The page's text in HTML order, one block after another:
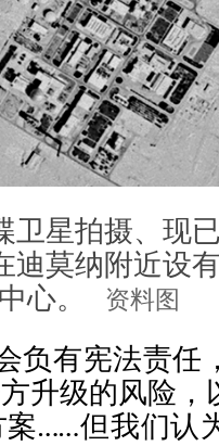
卫星拍摄、现
迪莫纳附近设
中心。
资料图
负有宪法责任
升级的风险，
……但我们认